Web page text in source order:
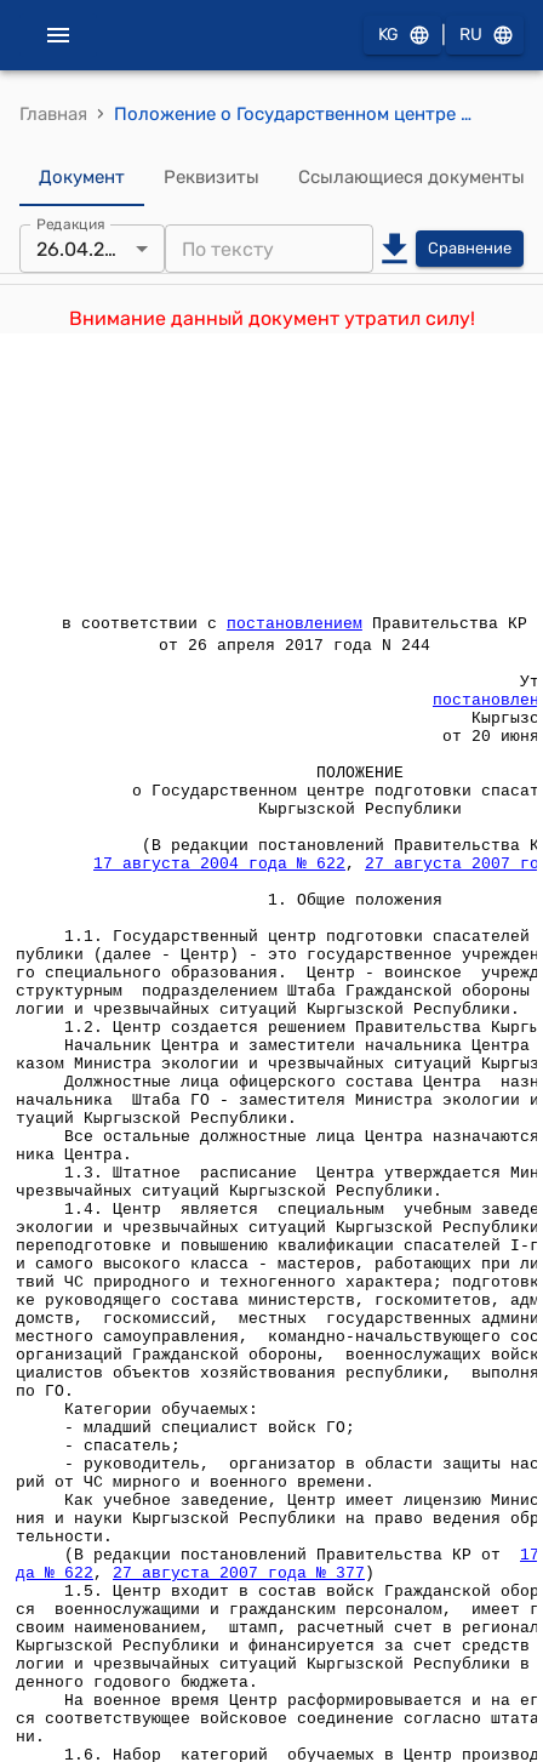
KG RU
Главная › Положение о Государственном центре подготовки спасателей Кыргызской Республики (Утверждено Постановлением Правительства Кыргызской Республики от 20 июня 2002 года № 388)
Документ Реквизиты Ссылающиеся документы
Редакция
26.04.2017 Сравнение
Внимание данный документ утратил силу!